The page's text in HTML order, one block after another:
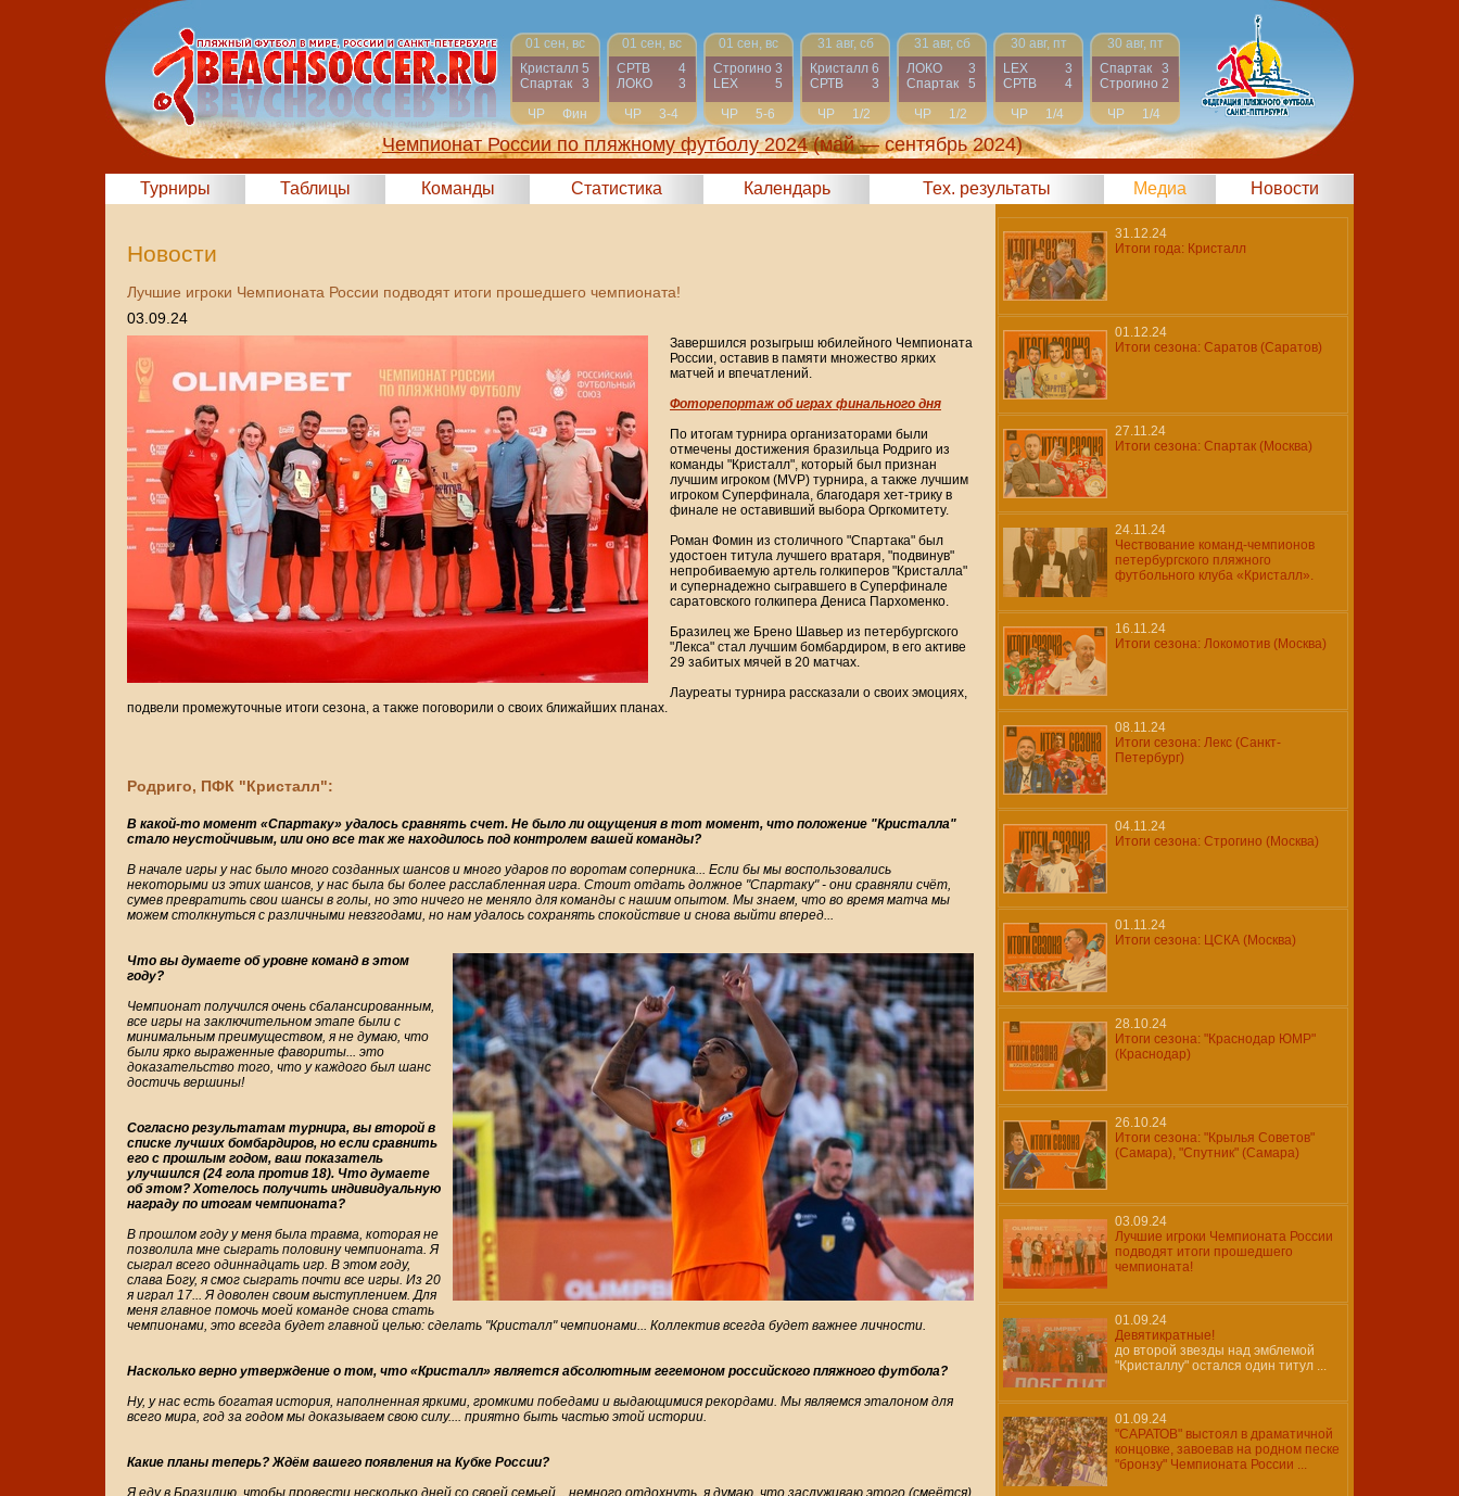
01 сен, вс
Кристалл 5
Спартак
3
ЧР
Фин
01 сен, вс
СРТВ
4
ЛОКО
3
ЧР
3-4
01 сен, вс
Строгино 3
LEX
5
ЧР
5-6
31 авг, сб
Кристалл 6
СРТВ
3
ЧР
1/2
31 авг, сб
ЛОКО
3
Спартак
5
ЧР
1/2
30 авг, пт
LEX
3
СРТВ
4
ЧР
1/4
30 авг, пт
Спартак
3
Строгино 2
ЧР
1/4
Чемпионат России по пляжному футболу 2024 (май — сентябрь 2024)
Турниры Таблицы Команды Статистика Календарь Тех. результаты Медиа Новости
Новости
Лучшие игроки Чемпионата России подводят итоги прошедшего чемпионата!
03.09.24
Завершился розыгрыш юбилейного Чемпионата
России, оставив в памяти множество ярких
матчей и впечатлений.
Фоторепортаж об играх финального дня
По итогам турнира организаторами были
отмечены достижения бразильца Родриго из
команды "Кристалл", который был признан
лучшим игроком (MVP) турнира, а также лучшим
игроком Суперфинала, благодаря хет-трику в
финале не оставивший выбора Оргкомитету.
Роман Фомин из столичного "Спартака" был
удостоен титула лучшего вратаря, "подвинув"
непробиваемую артель голкиперов "Кристалла"
и супернадежно сыгравшего в Суперфинале
саратовского голкипера Дениса Пархоменко.
Бразилец же Брено Шавьер из петербургского
"Лекса" стал лучшим бомбардиром, в его активе
29 забитых мячей в 20 матчах.
Лауреаты турнира рассказали о своих эмоциях,
подвели промежуточные итоги сезона, а также поговорили о своих ближайших планах.
Родриго, ПФК "Кристалл":
В какой-то момент «Спартаку» удалось сравнять счет. Не было ли ощущения в тот момент, что положение "Кристалла"
стало неустойчивым, или оно все так же находилось под контролем вашей команды?
В начале игры у нас было много созданных шансов и много ударов по воротам соперника... Если бы мы воспользовались
некоторыми из этих шансов, у нас была бы более расслабленная игра. Стоит отдать должное "Спартаку" - они сравняли счёт,
сумев превратить свои шансы в голы, но это ничего не меняло для команды с нашим опытом. Мы знаем, что во время матча мы
можем столкнуться с различными невзгодами, но нам удалось сохранять спокойствие и снова выйти вперед...
Что вы думаете об уровне команд в этом
году?
Чемпионат получился очень сбалансированным,
все игры на заключительном этапе были с
минимальным преимуществом, я не думаю, что
были ярко выраженные фавориты... это
доказательство того, что у каждого был шанс
достичь вершины!
Согласно результатам турнира, вы второй в
списке лучших бомбардиров, но если сравнить
его с прошлым годом, ваш показатель
улучшился (24 гола против 18). Что думаете
об этом? Хотелось получить индивидуальную
награду по итогам чемпионата?
В прошлом году у меня была травма, которая не
позволила мне сыграть половину чемпионата. Я
сыграл всего одиннадцать игр. В этом году,
слава Богу, я смог сыграть почти все игры. Из 20
я играл 17... Я доволен своим выступлением. Для
меня главное помочь моей команде снова стать
чемпионами, это всегда будет главной целью: сделать "Кристалл" чемпионами... Коллектив всегда будет важнее личности.
Насколько верно утверждение о том, что «Кристалл» является абсолютным гегемоном российского пляжного футбола?
Ну, у нас есть богатая история, наполненная яркими, громкими победами и выдающимися рекордами. Мы являемся эталоном для
всего мира, год за годом мы доказываем свою силу.... приятно быть частью этой истории.
Какие планы теперь? Ждём вашего появления на Кубке России?
Я еду в Бразилию, чтобы провести несколько дней со своей семьей... немного отдохнуть, я думаю, что заслуживаю этого (смеётся)
31.12.24
Итоги года: Кристалл
01.12.24
Итоги сезона: Саратов (Саратов)
27.11.24
Итоги сезона: Спартак (Москва)
24.11.24
Чествование команд-чемпионов
петербургского пляжного
футбольного клуба «Кристалл».
16.11.24
Итоги сезона: Локомотив (Москва)
08.11.24
Итоги сезона: Лекс (Санкт-
Петербург)
04.11.24
Итоги сезона: Строгино (Москва)
01.11.24
Итоги сезона: ЦСКА (Москва)
28.10.24
Итоги сезона: "Краснодар ЮМР"
(Краснодар)
26.10.24
Итоги сезона: "Крылья Советов"
(Самара), "Спутник" (Самара)
03.09.24
Лучшие игроки Чемпионата России
подводят итоги прошедшего
чемпионата!
01.09.24
Девятикратные!
до второй звезды над эмблемой
"Кристаллу" остался один титул ...
01.09.24
"САРАТОВ" выстоял в драматичной
концовке, завоевав на родном песке
"бронзу" Чемпионата России ...